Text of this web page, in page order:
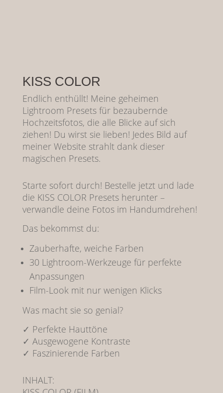
KISS COLOR
Endlich enthüllt! Meine geheimen
Lightroom Presets für bezaubernde
Hochzeitsfotos, die alle Blicke auf sich
ziehen! Du wirst sie lieben! Jedes Bild auf
meiner Website strahlt dank dieser
magischen Presets.
Starte sofort durch! Bestelle jetzt und lade
die KISS COLOR Presets herunter –
verwandle deine Fotos im Handumdrehen!
Das bekommst du:
Zauberhafte, weiche Farben
30 Lightroom-Werkzeuge für perfekte
Anpassungen
Film-Look mit nur wenigen Klicks
Was macht sie so genial?
✓ Perfekte Hauttöne
✓ Ausgewogene Kontraste
✓ Faszinierende Farben
INHALT: